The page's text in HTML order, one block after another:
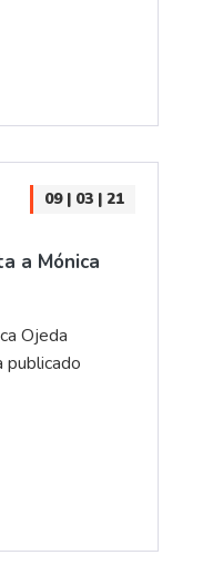
09 | 03 | 21
a Mónica
Ojeda
publicado